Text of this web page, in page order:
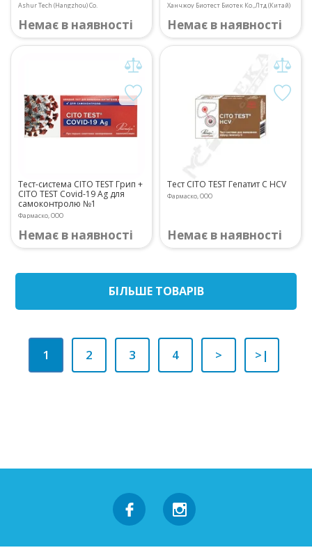
Ashur Tech (Hangzhou) Co.
Немає в наявності
Ханчжоу Биотест Биотек Ко.,Лтд (Китай)
Немає в наявності
Тест-система CITO TEST Грип +
CITO TEST Covid-19 Ag для
самоконтролю №1
Фармаско, ООО
Немає в наявності
Тест CITO TEST Гепатит C HCV
Фармаско, ООО
Немає в наявності
БIЛЬШЕ ТОВАРIВ
1 2 3 4 > >|